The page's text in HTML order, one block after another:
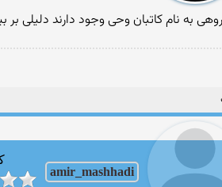
به نام کاتبان وحی وجود دارند دلیلی بر
amir_mashhadi